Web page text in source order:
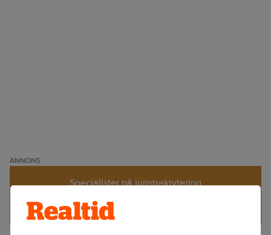
ANNONS
Specialister på juristrekrytering